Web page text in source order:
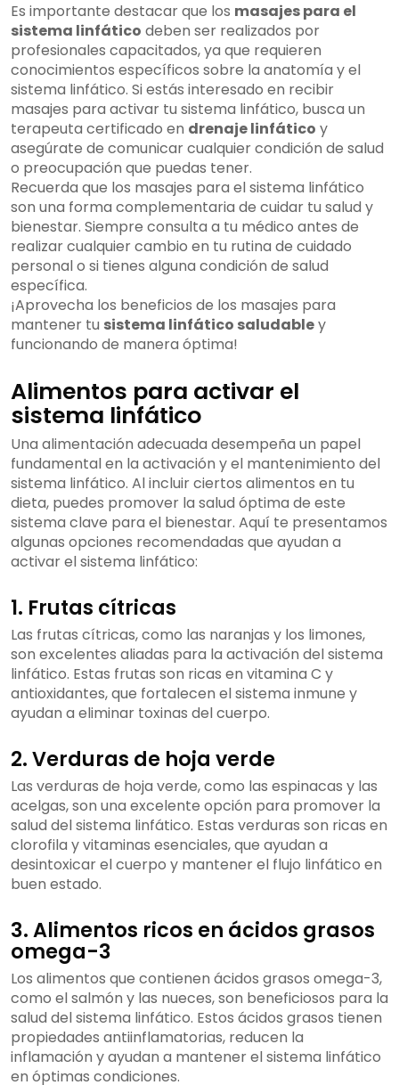
Es importante destacar que los masajes para el
sistema linfático deben ser realizados por
profesionales capacitados, ya que requieren
conocimientos específicos sobre la anatomía y el
sistema linfático. Si estás interesado en recibir
masajes para activar tu sistema linfático, busca un
terapeuta certificado en drenaje linfático y
asegúrate de comunicar cualquier condición de salud
o preocupación que puedas tener.
Recuerda que los masajes para el sistema linfático
son una forma complementaria de cuidar tu salud y
bienestar. Siempre consulta a tu médico antes de
realizar cualquier cambio en tu rutina de cuidado
personal o si tienes alguna condición de salud
específica.
¡Aprovecha los beneficios de los masajes para
mantener tu sistema linfático saludabley
funcionando de manera óptima!
Alimentos para activar el
sistema linfático
Una alimentación adecuada desempeña un papel
fundamental en la activación y el mantenimiento del
sistema linfático. Al incluir ciertos alimentos en tu
dieta, puedes promover la salud óptima de este
sistema clave para el bienestar. Aquí te presentamos
algunas opciones recomendadas que ayudan a
activar el sistema linfático:
1. Frutas cítricas
Las frutas cítricas, como las naranjas y los limones,
son excelentes aliadas para la activación del sistema
linfático. Estas frutas son ricas en vitamina C y
antioxidantes, que fortalecen el sistema inmune y
ayudan a eliminar toxinas del cuerpo.
2. Verduras de hoja verde
Las verduras de hoja verde, como las espinacas y las
acelgas, son una excelente opción para promover la
salud del sistema linfático. Estas verduras son ricas en
clorofila y vitaminas esenciales, que ayudan a
desintoxicar el cuerpo y mantener el flujo linfático en
buen estado.
3. Alimentos ricos en ácidos grasos
omega-3
Los alimentos que contienen ácidos grasos omega-3,
como el salmón y las nueces, son beneficiosos para la
salud del sistema linfático. Estos ácidos grasos tienen
propiedades antiinflamatorias, reducen la
inflamación y ayudan a mantener el sistema linfático
en óptimas condiciones.